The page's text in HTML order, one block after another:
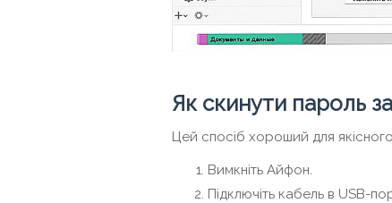
Як скинути пароль
Цей спосіб хороший для
Вимкніть Айфон.
Підключіть кабель в USB-